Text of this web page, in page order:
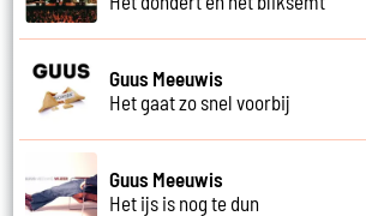
Guus Meeuwis
Het gaat zo snel voorbij
Guus Meeuwis
Het ijs is nog te dun